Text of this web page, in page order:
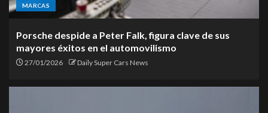
MARCAS
Porsche despide a Peter Falk, figura clave de sus
mayores éxitos en el automovilismo
27/01/2026 Daily Super Cars News